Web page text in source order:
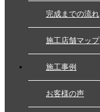
完成までの流れ
施工店舗マップ
施工事例
お客様の声